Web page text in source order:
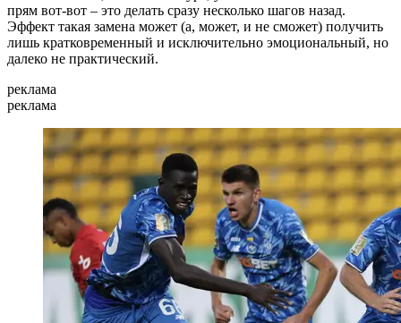
прям вот-вот – это делать сразу несколько шагов назад.
Эффект такая замена может (а, может, и не сможет) получить
лишь кратковременный и исключительно эмоциональный, но
далеко не практический.
реклама
реклама